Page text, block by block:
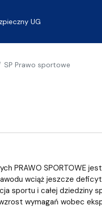
UG
SP Prawo sportowe
PRAWO SPORTOWE
wciąż jeszcze
sportu i całej dziedziny
wymagań wobec